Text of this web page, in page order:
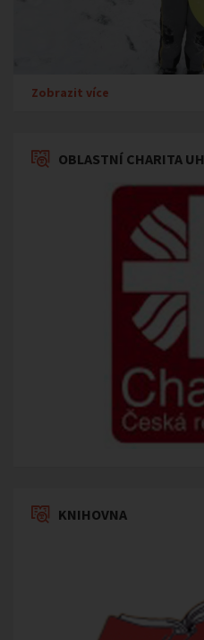
Zobrazit více
OBLASTNÍ CHARITA UH
KNIHOVNA